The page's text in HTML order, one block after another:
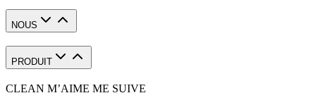
NOUS
PRODUIT
CLEAN M’AIME ME SUIVE